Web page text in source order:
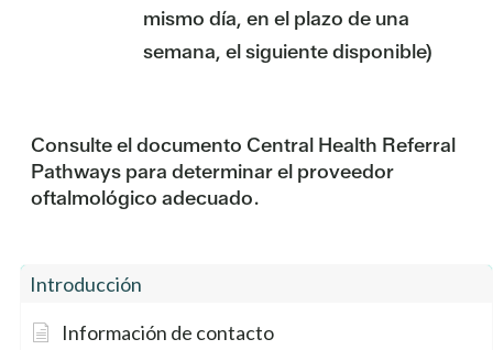
Introducción
Información de contacto
mismo día, en el plazo de una
semana, el siguiente disponible)
Consulte el documento Central Health Referral
Pathways para determinar el proveedor
oftalmológico adecuado.